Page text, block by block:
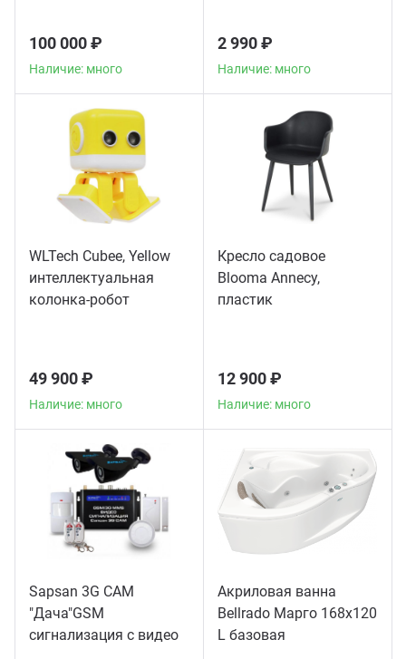
100 000 ₽
Наличие: много
2 990 ₽
Наличие: много
WLTech Cubee, Yellow
интеллектуальная
колонка-робот
49 900 ₽
Наличие: много
Кресло садовое
Blooma Annecy,
пластик
12 900 ₽
Наличие: много
Sapsan 3G CAM
"Дача"GSM
сигнализация с видео
Акриловая ванна
Bellrado Марго 168x120
L базовая